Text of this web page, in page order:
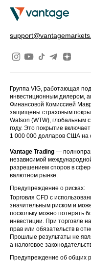
Группа VIG, работающая
инвестиционным дилером,
Финансовой Комиссией
защищены страховым
Watson (WTW), глобальным
году. Это покрытие
1 000 000 долларов США на
Vantage Trading —
независимой
разрешением споров в
валютном рынке.
Предупреждение о рисках:
Торговля CFD с
значительным риском и
поскольку можно потерять
инвестиции. При торговле
прав или обязательств в
Прошлые результаты не
а налоговое
Предупреждение об общих